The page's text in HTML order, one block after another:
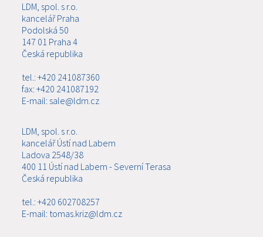
LDM, spol. s r.o.
kancelář Praha
Podolská 50
147 01 Praha 4
Česká republika
tel.: +420 241087360
fax: +420 241087192
E-mail: sale@ldm.cz
LDM, spol. s r.o.
kancelář Ústí nad Labem
Ladova 2548/38
400 11 Ústí nad Labem - Severní Terasa
Česká republika
tel.: +420 602708257
E-mail: tomas.kriz@ldm.cz